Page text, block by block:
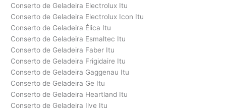
Conserto de Geladeira Electrolux Itu
Conserto de Geladeira Electrolux Icon Itu
Conserto de Geladeira Élica Itu
Conserto de Geladeira Esmaltec Itu
Conserto de Geladeira Faber Itu
Conserto de Geladeira Frigidaire Itu
Conserto de Geladeira Gaggenau Itu
Conserto de Geladeira Ge Itu
Conserto de Geladeira Heartland Itu
Conserto de Geladeira Ilve Itu